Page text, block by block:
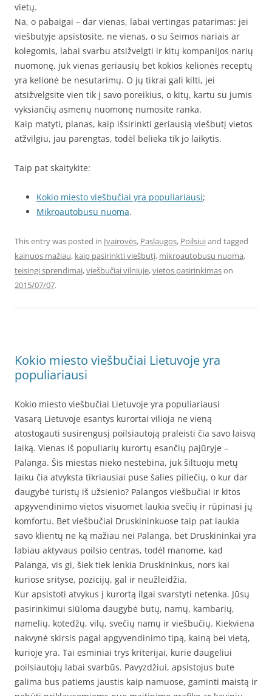
vietų.
Na, o pabaigai – dar vienas, labai vertingas patarimas: jei
viešbutyje apsistosite, ne vienas, o su šeimos nariais ar
kolegomis, labai svarbu atsižvelgti ir kitų kompanijos narių
nuomonę, juk vienas geriausių bet kokios kelionės receptų
yra kelionė be nesutarimų. O jų tikrai gali kilti, jei
atsižvelgsite vien tik į savo poreikius, o kitų, kartu su jumis
vyksiančių asmenų nuomonę numosite ranka.
Kaip matyti, planas, kaip išsirinkti geriausią viešbutį vietos
atžvilgiu, jau parengtas, todėl belieka tik jo laikytis.
Taip pat skaitykite:
Kokio miesto viešbučiai yra populiariausi;
Mikroautobusu nuoma.
This entry was posted in Įvairovės, Paslaugos, Poilsiuiand tagged
kainuos mažiau, kaip pasirinkti viešbutį, mikroautobusu nuoma,
teisingi sprendimai,viešbučiai vilniuje,vietos pasirinkimason
2015/07/07.
Kokio miesto viešbučiai Lietuvoje yra
populiariausi
Kokio miesto viešbučiai Lietuvoje yra populiariausi
Vasarą Lietuvoje esantys kurortai vilioja ne vieną
atostogauti susirengusį poilsiautoją praleisti čia savo laisvą
laiką. Vienas iš populiarių kurortų esančių pajūryje –
Palanga. Šis miestas nieko nestebina, juk šiltuoju metų
laiku čia atvyksta tikriausiai puse šalies piliečių, o kur dar
daugybė turistų iš užsienio? Palangos viešbučiai ir kitos
apgyvendinimo vietos visuomet laukia svečių ir rūpinasi jų
komfortu. Bet viešbučiai Druskininkuose taip pat laukia
savo klientų ne ką mažiau nei Palanga, bet Druskininkai yra
labiau aktyvaus poilsio centras, todėl manome, kad
Palanga, vis gi, šiek tiek lenkia Druskininkus, nors kai
kuriose srityse, pozicijų, gal ir neužleidžia.
Kur apsistoti atvykus į kurortą ilgai svarstyti netenka. Jūsų
pasirinkimui siūloma daugybė butų, namų, kambarių,
namelių, kotedžų, vilų, svečių namų ir viešbučių. Kiekviena
nakvynė skirsis pagal apgyvendinimo tipą, kainą bei vietą,
kurioje yra. Tai esminiai trys kriterijai, kurie daugeliui
poilsiautojų labai svarbūs. Pavyzdžiui, apsistojus bute
galima bus patiems jaustis kaip namuose, gaminti maistą ir